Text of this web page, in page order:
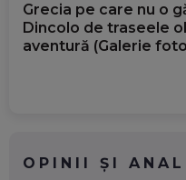
Grecia pe care nu o
Dincolo de traseele
aventură (Galerie
OPINII ȘI